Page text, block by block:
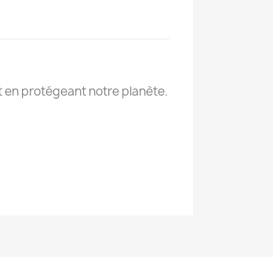
protégeant notre planète.